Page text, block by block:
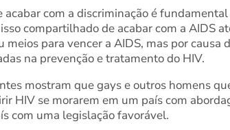
com a discriminação é
compartilhado de acabar com a AIDS
meios para vencer a AIDS, mas por
na prevenção e tratamento do HIV.
mostram que gays e outros homens
HIV se morarem em um país com
com uma legislação favorável.